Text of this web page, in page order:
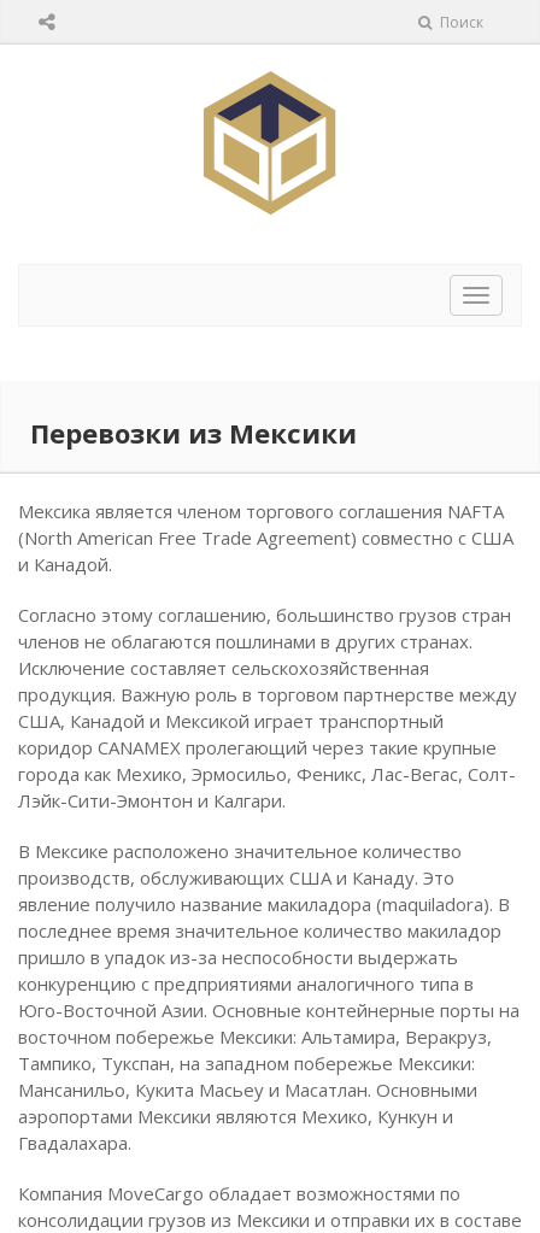
Поиск
Перевозки из Mексики
Мексика является членом торгового соглашения NAFTA
(North American Free Trade Agreement) совместно с США
и Канадой.
Согласно этому соглашению, большинство грузов стран
членов не облагаются пошлинами в других странах.
Исключение составляет сельскохозяйственная
продукция. Важную роль в торговом партнерстве между
США, Канадой и Мексикой играет транспортный
коридор CANAMEX пролегающий через такие крупные
города как Мехико, Эрмосильо, Феникс, Лас-Вегас, Солт-
Лэйк-Сити-Эмонтон и Калгари.
В Мексике расположено значительное количество
производств, обслуживающих США и Канаду. Это
явление получило название макиладора (maquiladora). В
последнее время значительное количество макиладор
пришло в упадок из-за неспособности выдержать
конкуренцию с предприятиями аналогичного типа в
Юго-Восточной Азии. Основные контейнерные порты на
восточном побережье Мексики: Альтамира, Веракруз,
Тампико, Тукспан, на западном побережье Мексики:
Мансанильо, Кукита Масьеу и Масатлан. Основными
аэропортами Мексики являются Мехико, Кункун и
Гвадалахара.
Компания MoveCargo обладает возможностями по
консолидации грузов из Мексики и отправки их в составе